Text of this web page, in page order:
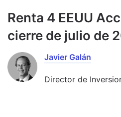
Renta 4 EEUU
cierre de julio de
Javier Galán
Director de